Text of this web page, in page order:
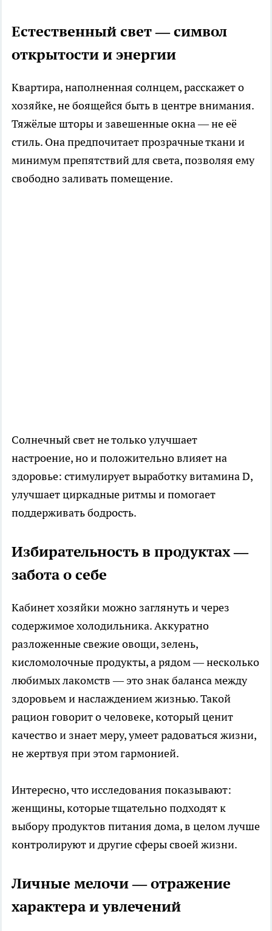
Естественный свет — символ
открытости и энергии
Квартира, наполненная солнцем, расскажет о
хозяйке, не боящейся быть в центре внимания.
Тяжёлые шторы и завешенные окна — не её
стиль. Она предпочитает прозрачные ткани и
минимум препятствий для света, позволяя ему
свободно заливать помещение.
Солнечный свет не только улучшает
настроение, но и положительно влияет на
здоровье: стимулирует выработку витамина D,
улучшает циркадные ритмы и помогает
поддерживать бодрость.
Избирательность в продуктах —
забота о себе
Кабинет хозяйки можно заглянуть и через
содержимое холодильника. Аккуратно
разложенные свежие овощи, зелень,
кисломолочные продукты, а рядом — несколько
любимых лакомств — это знак баланса между
здоровьем и наслаждением жизнью. Такой
рацион говорит о человеке, который ценит
качество и знает меру, умеет радоваться жизни,
не жертвуя при этом гармонией.
Интересно, что исследования показывают:
женщины, которые тщательно подходят к
выбору продуктов питания дома, в целом лучше
контролируют и другие сферы своей жизни.
Личные мелочи — отражение
характера и увлечений